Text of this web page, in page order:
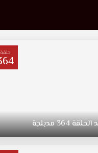
حلقة
الحلقة364مدبلجة